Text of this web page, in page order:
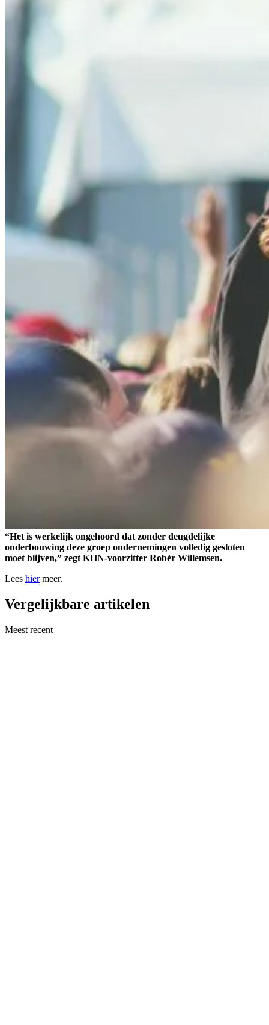
“Het is werkelijk ongehoord dat zonder deugdelijke
onderbouwing deze groep ondernemingen volledig gesloten
moet blijven,” zegt KHN-voorzitter Robèr Willemsen.
Lees hiermeer.
Vergelijkbare artikelen
Meest recent